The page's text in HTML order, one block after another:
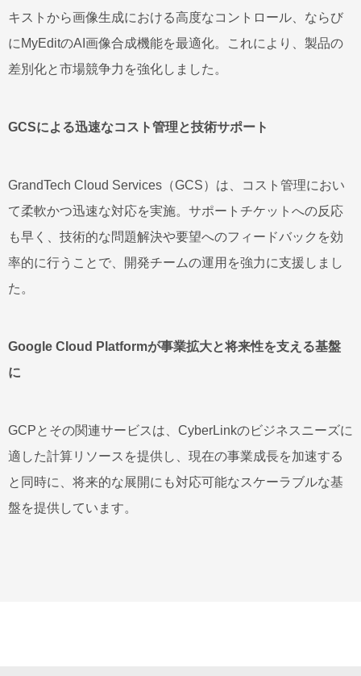
キストから画像生成における高度なコントロール、ならび
にMyEditのAI画像合成機能を最適化。これにより、製品の
差別化と市場競争力を強化しました。
GCSによる迅速なコスト管理と技術サポート
GrandTech Cloud Services（GCS）は、コスト管理におい
て柔軟かつ迅速な対応を実施。サポートチケットへの反応
も早く、技術的な問題解決や要望へのフィードバックを効
率的に行うことで、開発チームの運用を強力に支援しまし
た。
Google Cloud Platformが事業拡大と将来性を支える基盤
に
GCPとその関連サービスは、CyberLinkのビジネスニーズに
適した計算リソースを提供し、現在の事業成長を加速する
と同時に、将来的な展開にも対応可能なスケーラブルな基
盤を提供しています。